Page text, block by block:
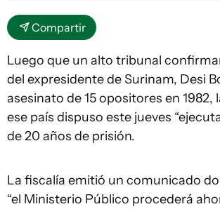
Compartir
Luego que un alto tribunal
del expresidente de Surinam, Desi
asesinato de 15 opositores en 1982,
ese país dispuso este jueves
de 20 años de prisión.
La fiscalía emitió un comunicado
“el Ministerio Público procederá